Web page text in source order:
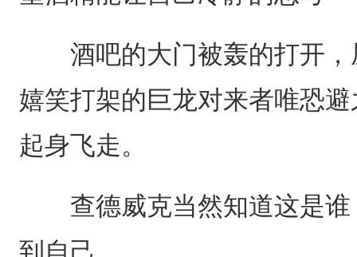
酒吧的大门被轰的打开，
嬉笑打架的巨龙对来者唯恐
起身飞走。
查德威克当然知道这是谁
到自己。